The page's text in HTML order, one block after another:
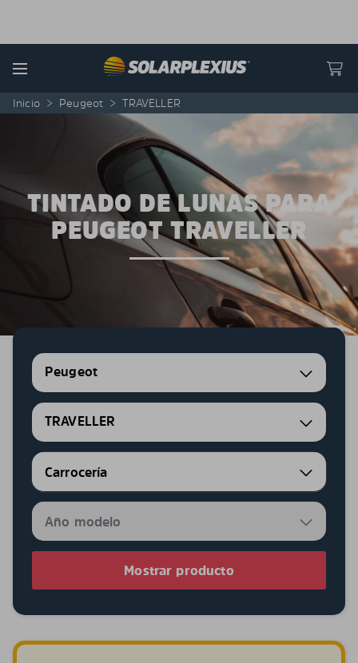
Menu
Inicio > Peugeot > TRAVELLER
TINTADO DE LUNAS PARA
PEUGEOT TRAVELLER
Peugeot
TRAVELLER
Mostrar producto